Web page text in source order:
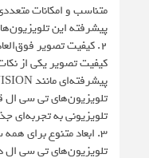
متناسب و امکانات
پیشرفته این
۲. کیفیت تصویر فوق‌العاده
کیفیت تصویر یکی از
تلویزیون‌های تی سی ال
تلویزیونی به
۳. ابعاد متنوع برای همه سلیقه‌ها